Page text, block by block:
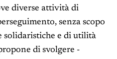
diverse attività di
senza scopo
solidaristiche e di utilità
di svolgere -